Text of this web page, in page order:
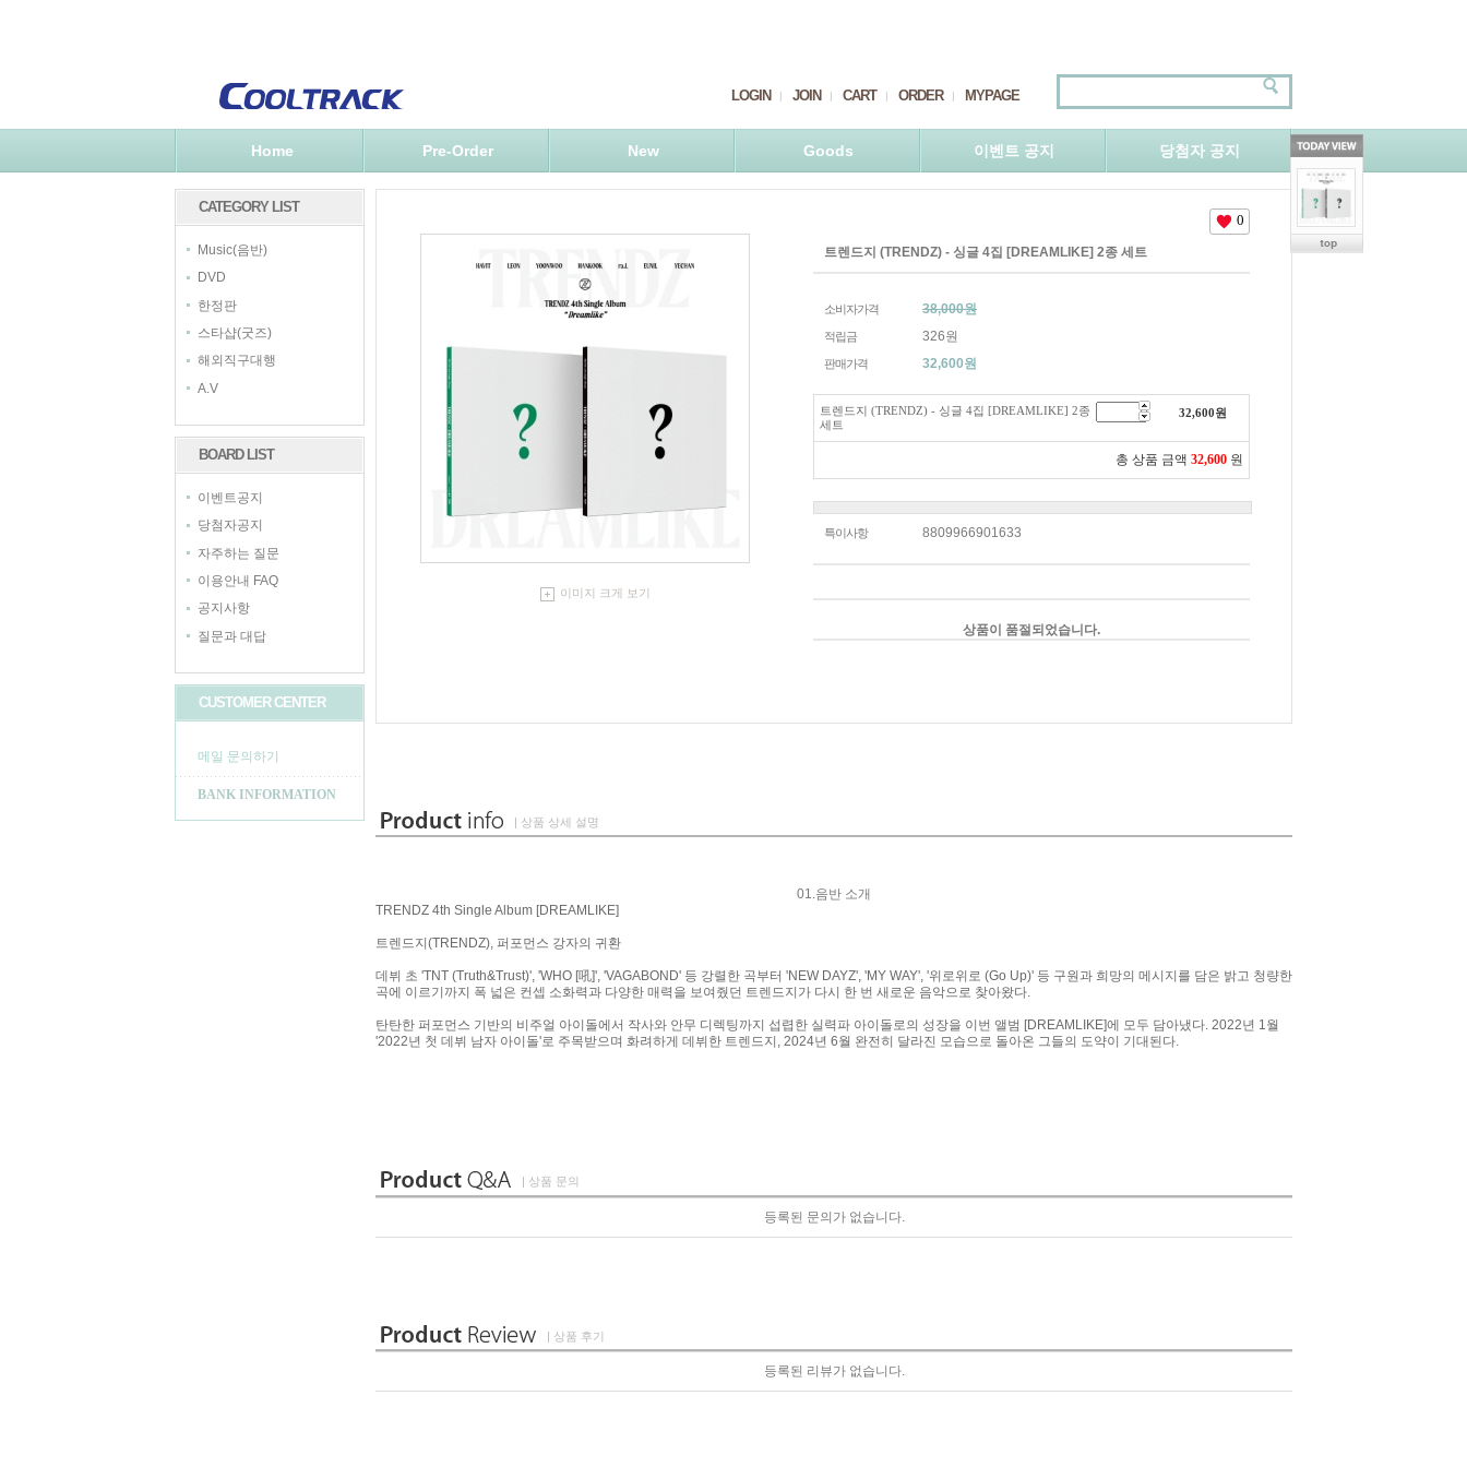
LOGIN JOIN CART ORDER MYPAGE
Home Pre-Order New Goods 이벤트 공지 당첨자 공지
CATEGORY LIST
Music(음반)
DVD
한정판
스타샵(굿즈)
해외직구대행
A.V
BOARD LIST
이벤트공지
당첨자공지
자주하는 질문
이용안내 FAQ
공지사항
질문과 대답
CUSTOMER CENTER
메일 문의하기
BANK INFORMATION
이미지 크게 보기
0
트렌드지 (TRENDZ) - 싱글 4집 [DREAMLIKE] 2종 세트
소비자가격 38,000원
적립금 326원
판매가격 32,600원
트렌드지 (TRENDZ) - 싱글 4집 [DREAMLIKE] 2종
세트
32,600원
총 상품 금액 32,600 원
특이사항 8809966901633
상품이 품절되었습니다.
| 상품 상세 설명
01.음반 소개
TRENDZ 4th Single Album [DREAMLIKE]
트렌드지(TRENDZ), 퍼포먼스 강자의 귀환
데뷔 초 'TNT (Truth&Trust)', 'WHO [吼]', 'VAGABOND' 등 강렬한 곡부터 'NEW DAYZ', 'MY WAY', '위로위로 (Go Up)' 등 구원과 희망의 메시지를 담은 밝고 청량한
곡에 이르기까지 폭 넓은 컨셉 소화력과 다양한 매력을 보여줬던 트렌드지가 다시 한 번 새로운 음악으로 찾아왔다.
탄탄한 퍼포먼스 기반의 비주얼 아이돌에서 작사와 안무 디렉팅까지 섭렵한 실력파 아이돌로의 성장을 이번 앨범 [DREAMLIKE]에 모두 담아냈다. 2022년 1월
'2022년 첫 데뷔 남자 아이돌'로 주목받으며 화려하게 데뷔한 트렌드지, 2024년 6월 완전히 달라진 모습으로 돌아온 그들의 도약이 기대된다.
| 상품 문의
등록된 문의가 없습니다.
| 상품 후기
등록된 리뷰가 없습니다.